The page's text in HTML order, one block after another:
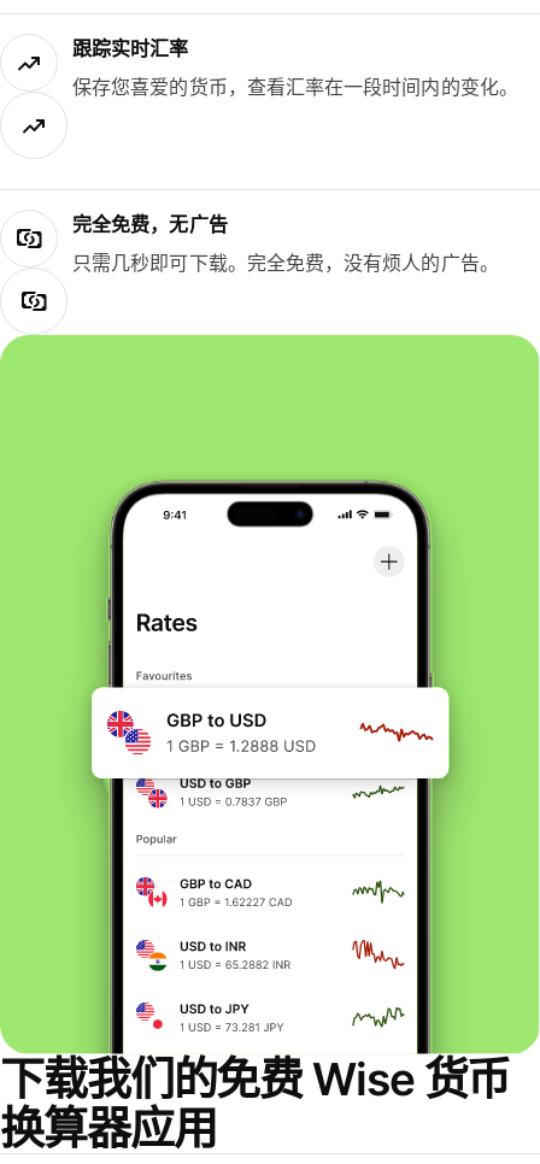
跟踪实时汇率
保存您喜爱的货币，查看汇率在一段时间内的变化。
完全免费，无广告
只需几秒即可下载。完全免费，没有烦人的广告。
下载我们的免费 Wise 货币
换算器应用